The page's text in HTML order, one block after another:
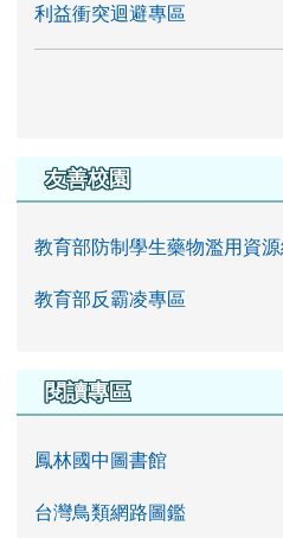
利益衝突迴避專區
友善校園
教育部防制學生藥物濫用資
教育部反霸凌專區
閱讀專區
鳳林國中圖書館
台灣鳥類網路圖鑑